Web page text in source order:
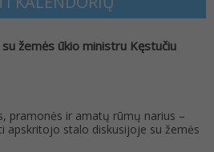
žemės ūkio ministru Kęstučiu
pramonės ir amatų rūmų narius –
apskritojo stalo diskusijoje su žemės